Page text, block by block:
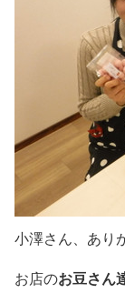
小澤さん、あり
お店のお豆さん